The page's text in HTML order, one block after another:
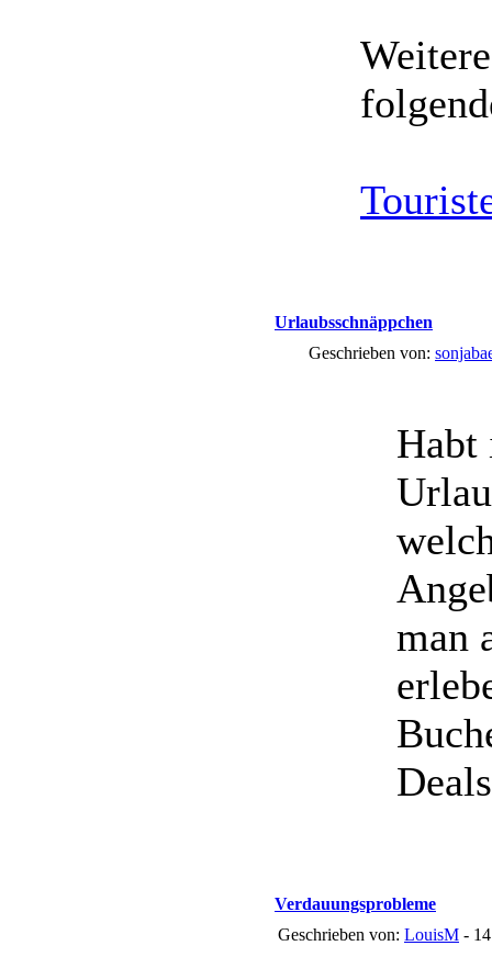
Urlaubsschnäppchen
Geschrieben von:
Habt
man
Verdauungsprobleme
Geschrieben von: LouisM -